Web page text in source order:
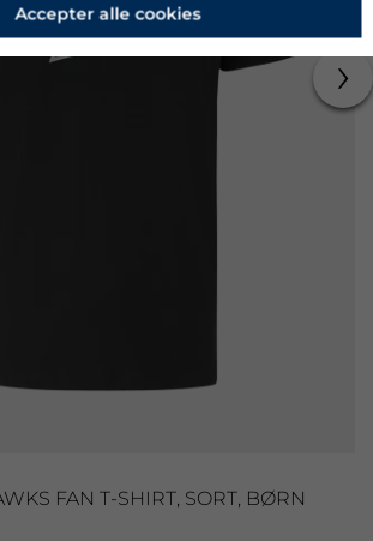
FAN T-SHIRT, SORT, BØRN
›
Accepter alle cookies